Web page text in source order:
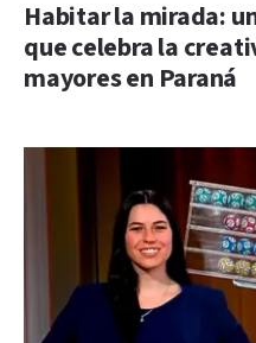
Habitar la mirada:
que celebra la
mayores en Paraná